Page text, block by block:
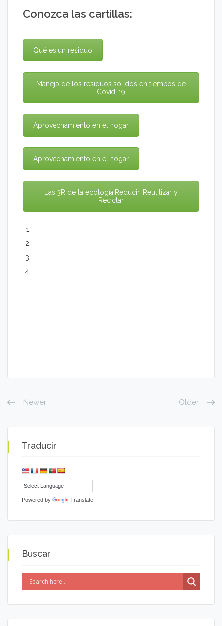
Conozca las cartillas:
Qué es un residuo
Manejo de los residuos sólidos en tiempos de
Covid-19
Aprovechamiento en el hogar
Aprovechamiento en el hogar
Las 3R de la ecología:Reducir, Reutilizar y
Reciclar
Newer Older
Traducir
Powered by Translate
Buscar